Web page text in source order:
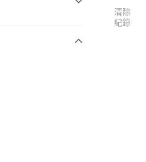
清除
紀錄